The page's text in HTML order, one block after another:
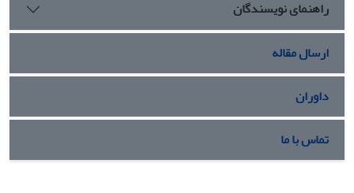
راهنمای نویسندگان
ارسال مقاله
داوران
تماس با ما